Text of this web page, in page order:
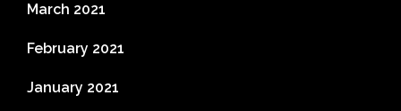
March 2021
February 2021
January 2021